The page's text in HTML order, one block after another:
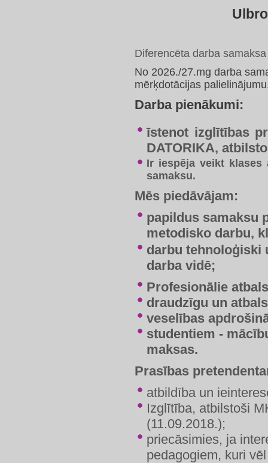
Diferencēta darba
No 2026./27.mg darba
mērķdotācijas
Darba pienākumi:
​īstenot izglītības
DATORIKA,
Ir iespēja veikt klases
samaksu.
Mēs piedāvājam:
​papildus samaksu
metodisko darbu,
darbu tehnoloģiski
darba vidē;
Profesionālie
draudzīgu un
veselības
studentiem -
maksas.
Prasības
​atbildība un
Izglītība, atbilstoši
(11.09.2018.);
priecāsimies, ja
pedagogiem, kuri